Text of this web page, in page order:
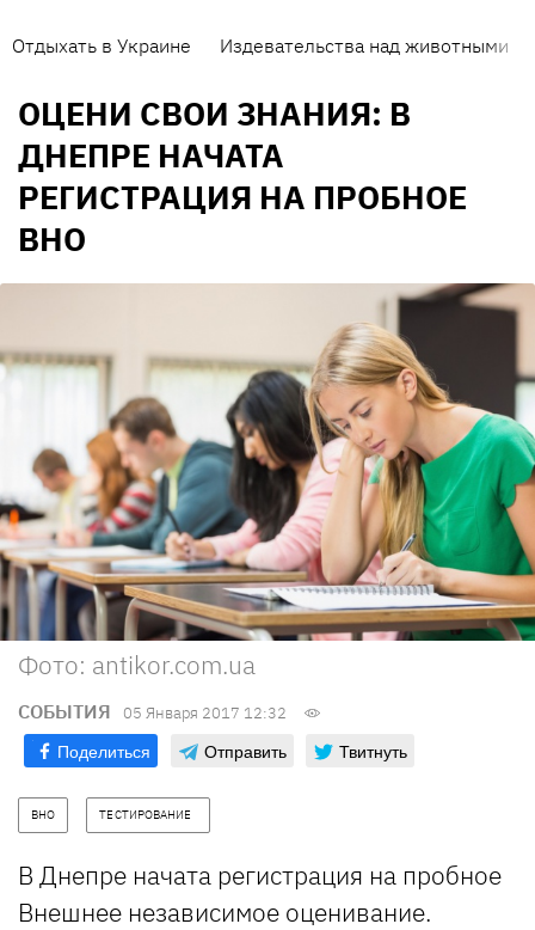
Отдыхать в Украине Издевательства над животными
ОЦЕНИ СВОИ ЗНАНИЯ: В
ДНЕПРЕ НАЧАТА
РЕГИСТРАЦИЯ НА ПРОБНОЕ
ВНО
Фото: antikor.com.ua
СОБЫТИЯ 05 Января 2017 12:32
Поделиться Отправить Твитнуть
ВНО ТЕСТИРОВАНИЕ
В Днепре начата регистрация на пробное
Внешнее независимое оценивание.